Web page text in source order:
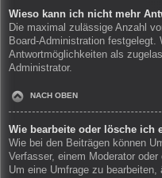
Wieso kann ich nicht mehr
Die maximal zulässige Anzahl
Board-Administration festgelegt.
Antwortmöglichkeiten als
Administrator.
NACH OBEN
Wie bearbeite oder lösche ich
Wie bei den Beiträgen können
Verfasser, einem Moderator
Um eine Umfrage zu